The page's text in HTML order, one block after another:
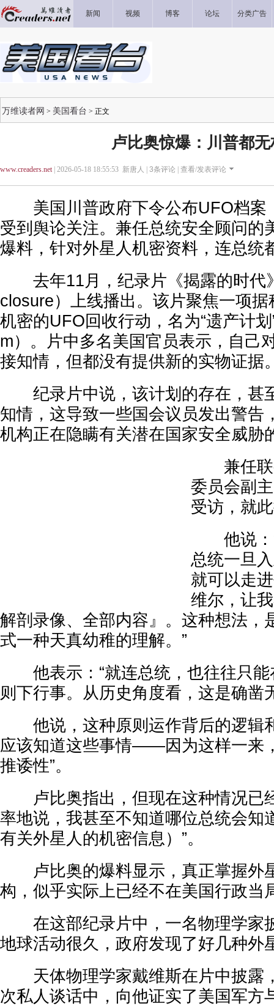
新闻 视频 博客 论坛 分类广告
万维读者网 > 美国看台 > 正文
卢比奥惊爆：川普都
www.creaders.net| 2026-05-18 18:55:53 新唐人 | 3条评论 | 查看/发表评论
美国川普政府下令公布UFO档案
受到舆论关注。兼任总统安全顾问的
爆料，针对外星人机密资料，连总统
去年11月，纪录片《揭露的时代
closure）上线播出。该片聚焦一项
机密的UFO回收行动，名为“遗产计
m）。片中多名美国官员表示，自己
接知情，但都没有提供新的实物证据
纪录片中说，该计划的存在，甚
知情，这导致一些国会议员发出警告
机构正在隐瞒有关潜在国家安全威胁
兼任联
委员会副
受访，就
他说：“
总统一旦
就可以走
维尔，让
解剖录像、全部内容』。这种想法，
式一种天真幼稚的理解。”
他表示：“就连总统，也往往只能
则下行事。从历史角度看，这是确凿
他说，这种原则运作背后的逻辑
应该知道这些事情——因为这样一来
推诿性”。
卢比奥指出，但现在这种情况已
率地说，我甚至不知道哪位总统会知
有关外星人的机密信息）”。
卢比奥的爆料显示，真正掌握外
构，似乎实际上已经不在美国行政当
在这部纪录片中，一名物理学家
地球活动很久，政府发现了好几种外
天体物理学家戴维斯在片中披露
次私人谈话中，向他证实了美国军方